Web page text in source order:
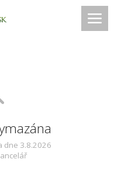
dne 3.8.2026